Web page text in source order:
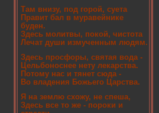
Там внизу, под горой, суета
Правит бал в муравейнике
буден.
Здесь молитвы, покой, чистота
Лечат души измученным людям.
Здесь просфоры, святая вода -
Цельбоноснее нету лекарства.
Потому нас и тянет сюда -
Во владения Божьего Царства.
Я на землю схожу, не спеша,
Здесь все то же - пороки и